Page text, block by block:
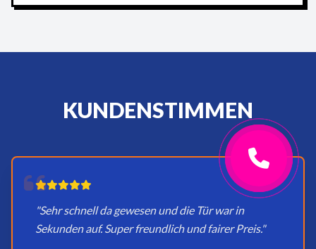
KUNDENSTIMMEN
"Sehr schnell da gewesen und die Tür war in
Sekunden auf. Super freundlich und fairer Preis."